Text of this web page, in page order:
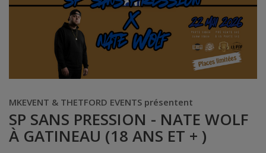
MKEVENT & THETFORD EVENTS présentent
SP SANS PRESSION - NATE WOLF
À GATINEAU (18 ANS ET + )